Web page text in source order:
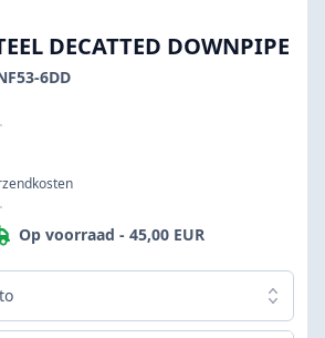
DECATTED DOWNPIPE
6DD
Op voorraad - 45,00 EUR